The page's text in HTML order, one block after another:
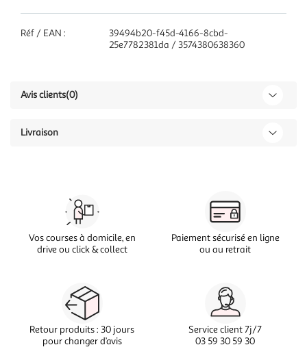
Réf / EAN :
39494b20-f45d-4166-8cbd-
25e7782381da / 3574380638360
Avis clients(0)
Livraison
Vos courses à domicile, en
drive ou click & collect
Paiement sécurisé en ligne
ou au retrait
Retour produits : 30 jours
pour changer d’avis
Service client 7j/7
03 59 30 59 30